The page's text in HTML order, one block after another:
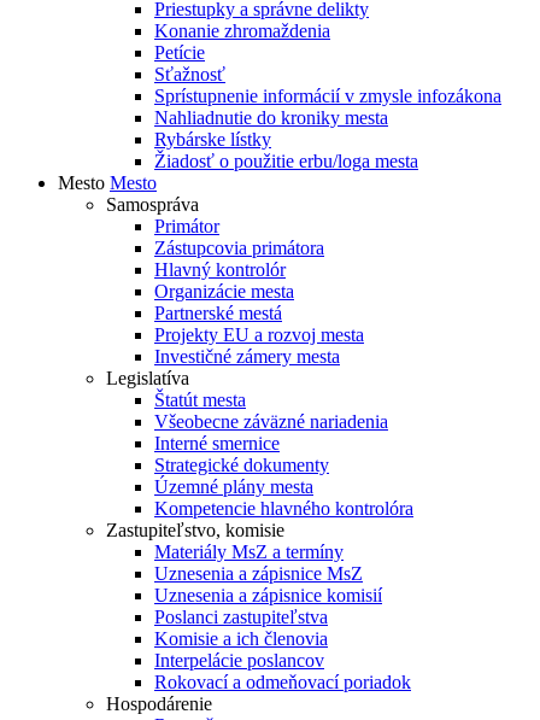
Priestupky a správne delikty
Konanie zhromaždenia
Petície
Sťažnosť
Sprístupnenie informácií v zmysle infozákona
Nahliadnutie do kroniky mesta
Rybárske lístky
Žiadosť o použitie erbu/loga mesta
Mesto Mesto
Samospráva
Primátor
Zástupcovia primátora
Hlavný kontrolór
Organizácie mesta
Partnerské mestá
Projekty EU a rozvoj mesta
Investičné zámery mesta
Legislatíva
Štatút mesta
Všeobecne záväzné nariadenia
Interné smernice
Strategické dokumenty
Územné plány mesta
Kompetencie hlavného kontrolóra
Zastupiteľstvo, komisie
Materiály MsZ a termíny
Uznesenia a zápisnice MsZ
Uznesenia a zápisnice komisií
Poslanci zastupiteľstva
Komisie a ich členovia
Interpelácie poslancov
Rokovací a odmeňovací poriadok
Hospodárenie